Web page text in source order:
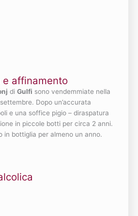
affinamento
di Gulfi sono vendemmiate nella
Dopo un’accurata
e una soffice pigio – diraspatura
in piccole botti per circa 2 anni.
in bottiglia per almeno un anno.